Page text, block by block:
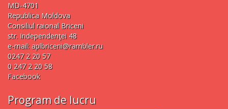
MD-4701
Republica Moldova
Consiliul raional Briceni
str. Independenţei 48
e-mail: aplbriceni@rambler.ru
0247 2 20 57
0 247 2 20 58
Facebook
Program de lucru